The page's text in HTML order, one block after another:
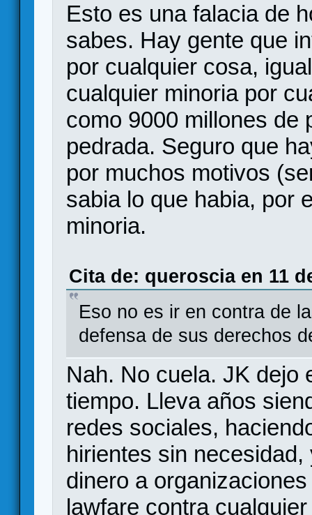
Esto es una falacia de
sabes. Hay gente que
por cualquier cosa,
cualquier minoria por
como 9000 millones de
pedrada. Seguro que
por muchos motivos
sabia lo que habia, por
minoria.
Cita de: queroscia en 11
Eso no es ir en contra de
defensa de sus derechos
Nah. No cuela. JK dejo
tiempo. Lleva años
redes sociales,
hirientes sin
dinero a
lawfare contra